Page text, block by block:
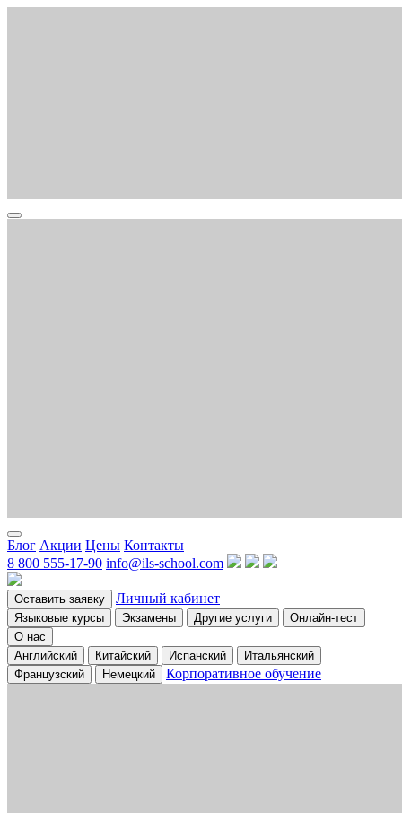
Блог Акции Цены Контакты
8 800 555-17-90 info@ils-school.com
Оставить заявку Личный кабинет
Языковые курсы Экзамены Другие услуги
Онлайн-тест
О нас
Английский
Китайский Испанский
Итальянский
Французский
Немецкий Корпоративное обучение